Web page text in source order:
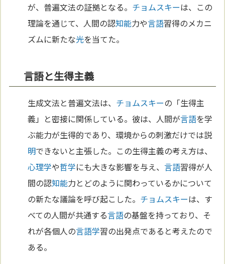
が、普遍文法の証拠となる。 チョムスキーは、この
理論を通じて、人間の認知能力や言語習得のメカニ
ズムに新たな光を当てた。
言語と生得主義
生成文法と普遍文法は、 チョムスキーの「生得主
義」と密接に関係している。彼は、人間が言語を学
ぶ能力が生得的であり、環境からの刺激だけでは説
明できないと主張した。この生得主義の考え方は、
心理学や哲学にも大きな影響を与え、言語習得が人
間の認知能力とどのように関わっているかについて
の新たな議論を呼び起こした。 チョムスキーは、す
べての人間が共通する言語の基盤を持っており、そ
れが各個人の言語学習の出発点であると考えたので
ある。